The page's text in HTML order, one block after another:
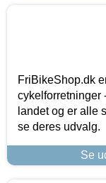
FriBikeShop.dk
cykelforretninger
landet og er alle
se deres udvalg.
Se